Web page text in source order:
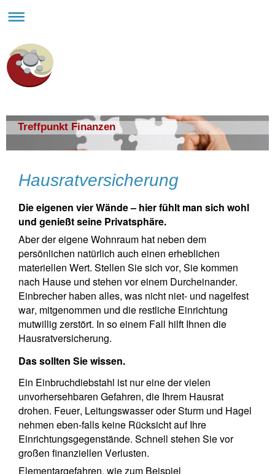
Treffpunkt Finanzen
Hausratversicherung
Die eigenen vier Wände – hier fühlt man sich wohl
und genießt seine Privatsphäre.
Aber der eigene Wohnraum hat neben dem
persönlichen natürlich auch einen erheblichen
materiellen Wert. Stellen Sie sich vor, Sie kommen
nach Hause und stehen vor einem Durcheinander.
Einbrecher haben alles, was nicht niet- und nagelfest
war, mitgenommen und die restliche Einrichtung
mutwillig zerstört. In so einem Fall hilft Ihnen die
Hausratversicherung.
Das sollten Sie wissen.
Ein Einbruchdiebstahl ist nur eine der vielen
unvorhersehbaren Gefahren, die Ihrem Hausrat
drohen. Feuer, Leitungswasser oder Sturm und Hagel
nehmen eben-falls keine Rücksicht auf Ihre
Einrichtungsgegenstände. Schnell stehen Sie vor
großen finanziellen Verlusten.
Elementargefahren, wie zum Beispiel